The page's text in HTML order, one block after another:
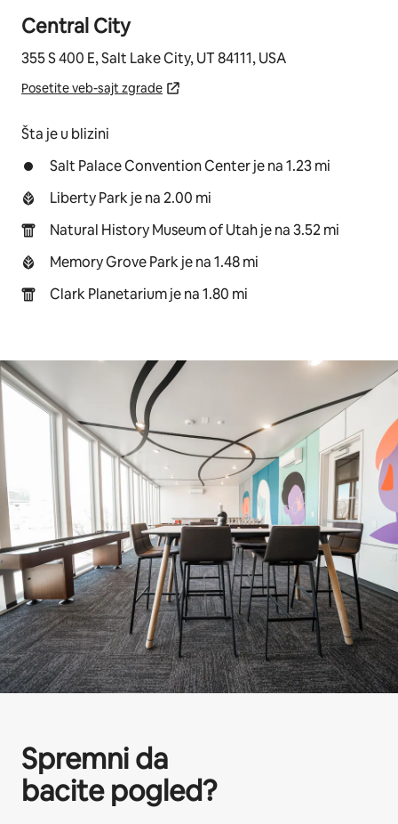
Central City
355 S 400 E, Salt Lake City, UT 84111, USA
Posetite veb-sajt zgrade
Šta je u blizini
Salt Palace Convention Center je na 1.23 mi
Liberty Park je na 2.00 mi
Natural History Museum of Utah je na 3.52 mi
Memory Grove Park je na 1.48 mi
Clark Planetarium je na 1.80 mi
Spremni da
bacite pogled?